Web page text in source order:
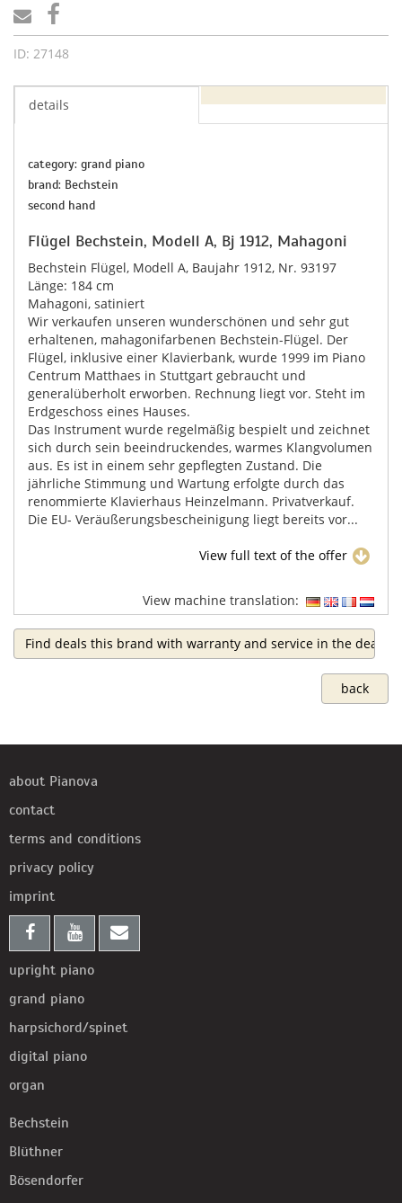
ID: 27148
details
category: grand piano
brand: Bechstein
second hand
Flügel Bechstein, Modell A, Bj 1912, Mahagoni
Bechstein Flügel, Modell A, Baujahr 1912, Nr. 93197
Länge: 184 cm
Mahagoni, satiniert
Wir verkaufen unseren wunderschönen und sehr gut
erhaltenen, mahagonifarbenen Bechstein-Flügel. Der
Flügel, inklusive einer Klavierbank, wurde 1999 im Piano
Centrum Matthaes in Stuttgart gebraucht und
generalüberholt erworben. Rechnung liegt vor. Steht im
Erdgeschoss eines Hauses.
Das Instrument wurde regelmäßig bespielt und zeichnet
sich durch sein beeindruckendes, warmes Klangvolumen
aus. Es ist in einem sehr gepflegten Zustand. Die
jährliche Stimmung und Wartung erfolgte durch das
renommierte Klavierhaus Heinzelmann. Privatverkauf.
Die EU- Veräußerungsbescheinigung liegt bereits vor...
View full text of the offer
View machine translation:
Find deals this brand with warranty and service in the dealer
back
about Pianova
contact
terms and conditions
privacy policy
imprint
upright piano
grand piano
harpsichord/spinet
digital piano
organ
Bechstein
Blüthner
Bösendorfer